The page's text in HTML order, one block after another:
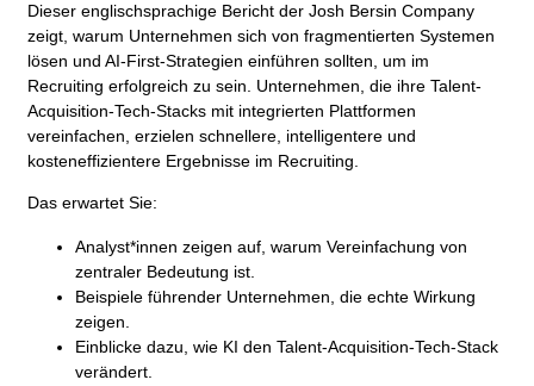
Dieser englischsprachige Bericht der Josh Bersin Company
zeigt, warum Unternehmen sich von fragmentierten Systemen
lösen und AI-First-Strategien einführen sollten, um im
Recruiting erfolgreich zu sein. Unternehmen, die ihre Talent-
Acquisition-Tech-Stacks mit integrierten Plattformen
vereinfachen, erzielen schnellere, intelligentere und
kosteneffizientere Ergebnisse im Recruiting.
Das erwartet Sie:
Analyst*innen zeigen auf, warum Vereinfachung von
zentraler Bedeutung ist.
Beispiele führender Unternehmen, die echte Wirkung
zeigen.
Einblicke dazu, wie KI den Talent-Acquisition-Tech-Stack
verändert.